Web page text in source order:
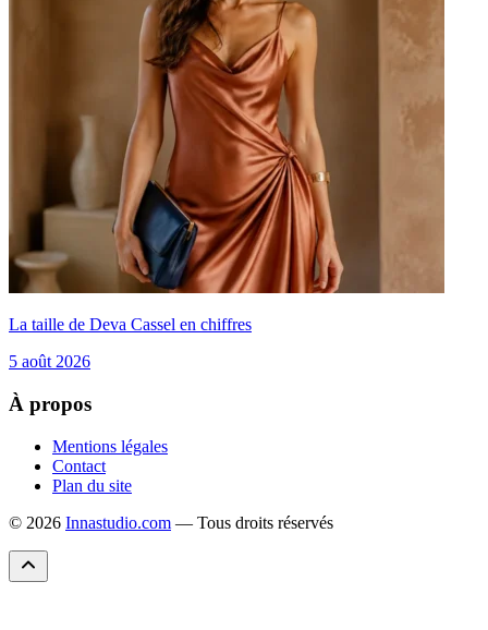
La taille de Deva Cassel en chiffres
5 août 2026
À propos
Mentions légales
Contact
Plan du site
© 2026 Innastudio.com — Tous droits réservés